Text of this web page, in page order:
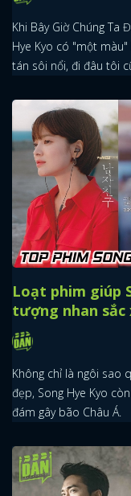
Khi Bây Giờ Chúng Ta
Hye Kyo có "một
tán sôi nổi, đi đâu tôi
Loạt phim giúp
tượng nhan sắc
Không chỉ là ngôi sao
đẹp, Song Hye Kyo
đám gây bão Châu Á.